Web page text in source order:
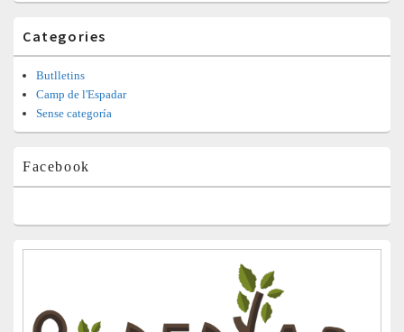
Categories
Butlletins
Camp de l'Espadar
Sense categoría
Facebook